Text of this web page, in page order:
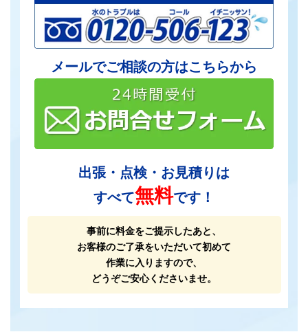
メールでご相談の方はこちらから
出張・点検・お見積りは
すべて無料です！
事前に料金をご提示したあと、
お客様のご了承をいただいて初めて
作業に入りますので、
どうぞご安心くださいませ。